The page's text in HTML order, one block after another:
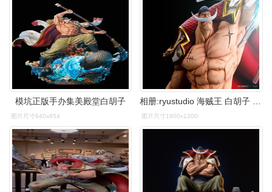
模坑正版手办集美殿堂白胡子
图片尺寸640x854
相册:ryustudio 海贼王 白胡子 by guldan666 | hpoi手办维基
图片尺寸1800x1200